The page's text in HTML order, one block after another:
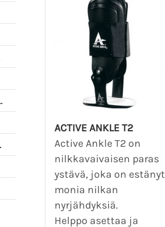
ACTIVE ANKLE T2
Active Ankle T2 on
nilkkavaivaisen paras
ystävä, joka on estänyt
monia nilkan
nyrjähdyksiä.
Helppo asettaa ja